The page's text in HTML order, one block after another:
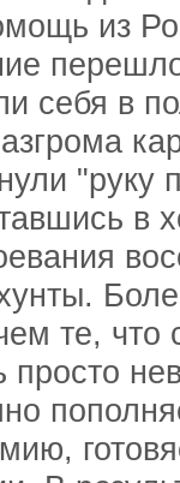
из
себя в
"руку
в
те,
просто